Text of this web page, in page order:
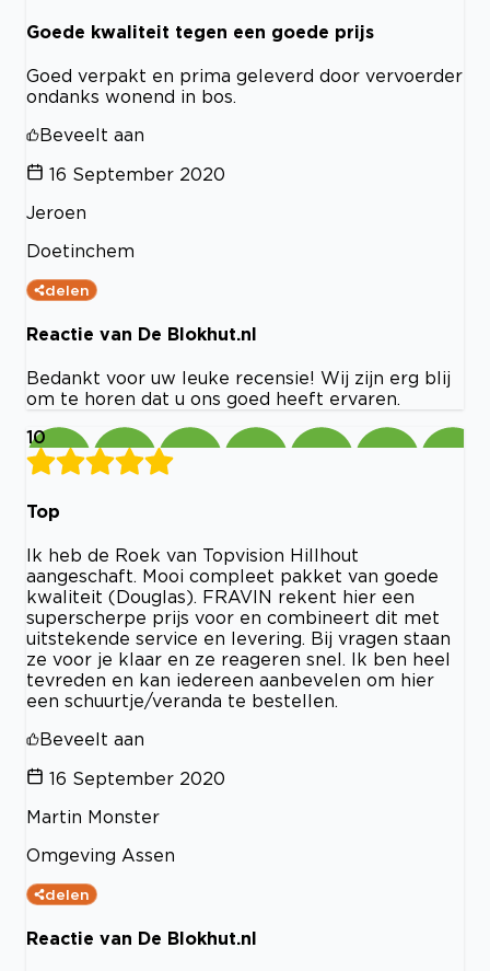
Goede kwaliteit tegen een goede prijs
Goed verpakt en prima geleverd door vervoerder
ondanks wonend in bos.
Beveelt aan
16 September 2020
Jeroen
Doetinchem
delen
Reactie van De Blokhut.nl
Bedankt voor uw leuke recensie! Wij zijn erg blij
om te horen dat u ons goed heeft ervaren.
10
Top
Ik heb de Roek van Topvision Hillhout
aangeschaft. Mooi compleet pakket van goede
kwaliteit (Douglas). FRAVIN rekent hier een
superscherpe prijs voor en combineert dit met
uitstekende service en levering. Bij vragen staan
ze voor je klaar en ze reageren snel. Ik ben heel
tevreden en kan iedereen aanbevelen om hier
een schuurtje/veranda te bestellen.
Beveelt aan
16 September 2020
Martin Monster
Omgeving Assen
delen
Reactie van De Blokhut.nl